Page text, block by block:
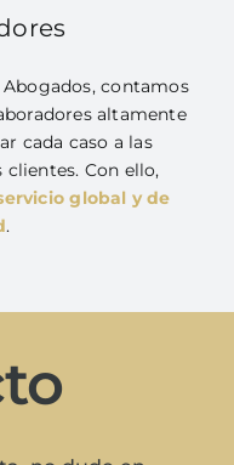
contamos
altamente
cada caso a las
clientes. Con ello,
global y de
.